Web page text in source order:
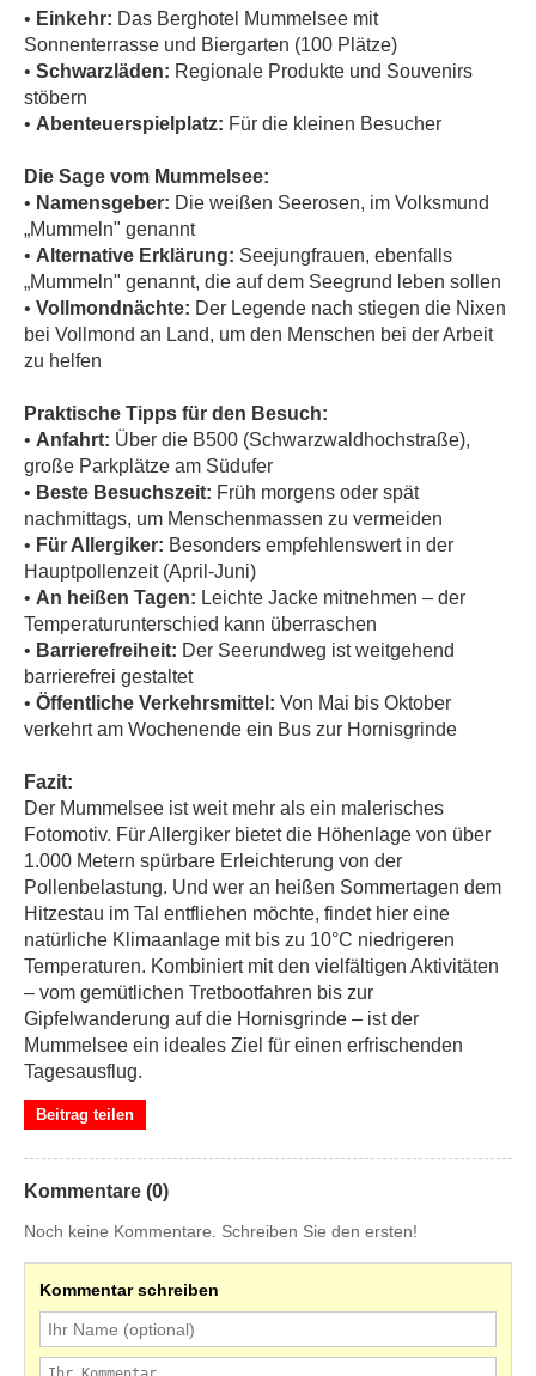
• Einkehr: Das Berghotel Mummelsee mit
Sonnenterrasse und Biergarten (100 Plätze)
• Schwarzläden: Regionale Produkte und Souvenirs
stöbern
• Abenteuerspielplatz: Für die kleinen Besucher
Die Sage vom Mummelsee:
• Namensgeber: Die weißen Seerosen, im Volksmund
„Mummeln" genannt
• Alternative Erklärung: Seejungfrauen, ebenfalls
„Mummeln" genannt, die auf dem Seegrund leben sollen
• Vollmondnächte: Der Legende nach stiegen die Nixen
bei Vollmond an Land, um den Menschen bei der Arbeit
zu helfen
Praktische Tipps für den Besuch:
• Anfahrt: Über die B500 (Schwarzwaldhochstraße),
große Parkplätze am Südufer
• Beste Besuchszeit: Früh morgens oder spät
nachmittags, um Menschenmassen zu vermeiden
• Für Allergiker: Besonders empfehlenswert in der
Hauptpollenzeit (April-Juni)
• An heißen Tagen: Leichte Jacke mitnehmen – der
Temperaturunterschied kann überraschen
• Barrierefreiheit: Der Seerundweg ist weitgehend
barrierefrei gestaltet
• Öffentliche Verkehrsmittel: Von Mai bis Oktober
verkehrt am Wochenende ein Bus zur Hornisgrinde
Fazit:
Der Mummelsee ist weit mehr als ein malerisches
Fotomotiv. Für Allergiker bietet die Höhenlage von über
1.000 Metern spürbare Erleichterung von der
Pollenbelastung. Und wer an heißen Sommertagen dem
Hitzestau im Tal entfliehen möchte, findet hier eine
natürliche Klimaanlage mit bis zu 10°C niedrigeren
Temperaturen. Kombiniert mit den vielfältigen Aktivitäten
– vom gemütlichen Tretbootfahren bis zur
Gipfelwanderung auf die Hornisgrinde – ist der
Mummelsee ein ideales Ziel für einen erfrischenden
Tagesausflug.
Beitrag teilen
Kommentare (0)
Noch keine Kommentare. Schreiben Sie den ersten!
Kommentar schreiben